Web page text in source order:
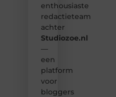
enthousiaste
redactieteam
achter
Studiozoe.nl
—
een
platform
voor
bloggers